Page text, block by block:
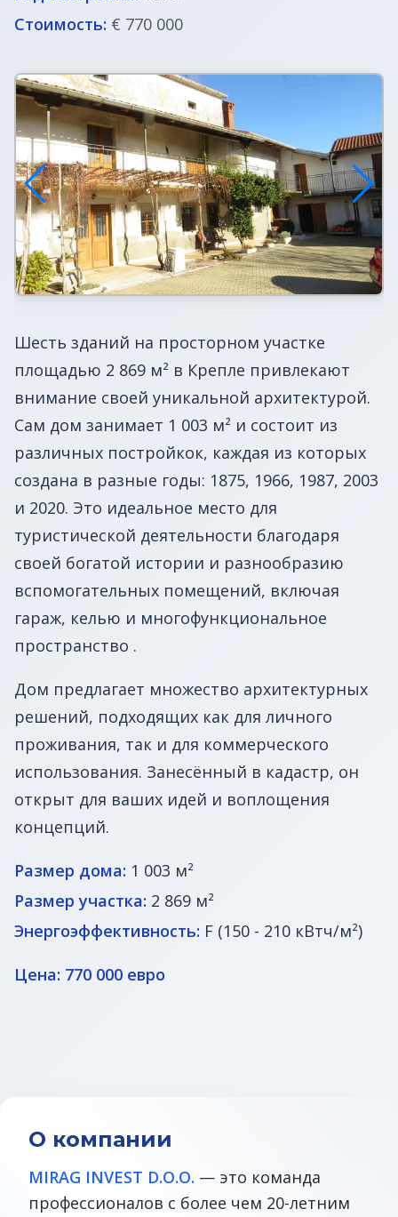
Недвижимость в Хорватии
ВНЖ в Словении
Стоимость: € 770 000
Шесть зданий на просторном участке
площадью 2 869 м² в Креплe привлекают
внимание своей уникальной архитектурой.
Сам дом занимает 1 003 м² и состоит из
различных постройкок, каждая из которых
создана в разные годы: 1875, 1966, 1987, 2003
и 2020. Это идеальное место для
туристической деятельности благодаря
своей богатой истории и разнообразию
вспомогательных помещений, включая
гараж, келью и многофункциональное
пространство .
Дом предлагает множество архитектурных
решений, подходящих как для личного
проживания, так и для коммерческого
использования. Занесённый в кадастр, он
открыт для ваших идей и воплощения
концепций.
Размер дома: 1 003 м²
Размер участка: 2 869 м²
Энергоэффективность: F (150 - 210 кВтч/м²)
Цена: 770 000 евро
О компании
MIRAG INVEST D.O.O. — это команда
профессионалов с более чем 20-летним